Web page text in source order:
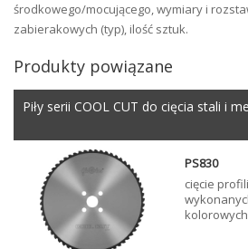
środkowego/mocującego, wymiary i
zabierakowych (typ), ilość sztuk.
Produkty powiązane
Piły serii COOL CUT do cięcia stali i
PS830
cięcie
kolorowych